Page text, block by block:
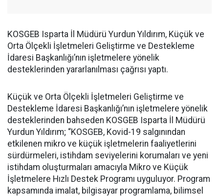
KOSGEB Isparta İl Müdürü Yurdun Yıldırım, Küçük ve
Orta Ölçekli İşletmeleri Geliştirme ve Destekleme
İdaresi Başkanlığı’nın işletmelere yönelik
desteklerinden yararlanılması çağrısı yaptı.
Küçük ve Orta Ölçekli İşletmeleri Geliştirme ve
Destekleme İdaresi Başkanlığı’nın işletmelere yönelik
desteklerinden bahseden KOSGEB Isparta İl Müdürü
Yurdun Yıldırım; “KOSGEB, Kovid-19 salgınından
etkilenen mikro ve küçük işletmelerin faaliyetlerini
sürdürmeleri, istihdam seviyelerini korumaları ve yeni
istihdam oluşturmaları amacıyla Mikro ve Küçük
İşletmelere Hızlı Destek Programı uyguluyor. Program
kapsamında imalat, bilgisayar programlama, bilimsel